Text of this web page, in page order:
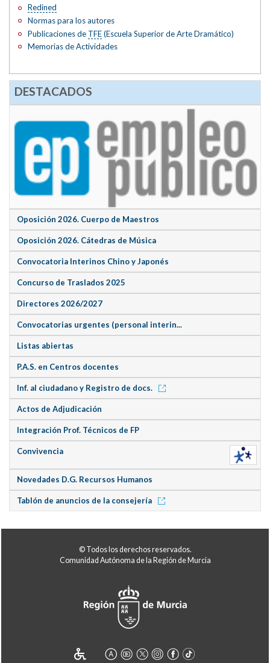
Redined
Normas para los autores
Publicaciones de TFE(Escuela Superior de Arte Dramático)
Memorias de Actividades
DESTACADOS
Oposición 2026. Cuerpo de Maestros
Oposición 2026. Cátedras de Música
Convocatoria Interinos Chino y Japonés
Concurso de Traslados 2025
Directores 2026/2027
Convocatorias urgentes (personal interin...
Listas abiertas
P.A.S. en Centros docentes
Inf. al ciudadano y Registro de docs.
Actos de Adjudicación
Integración Prof. Técnicos de FP
Convivencia
Novedades D.G. Recursos Humanos
Tablón de anuncios de la consejería
© Todos los derechos reservados.
Comunidad Autónoma de la Región de Murcia